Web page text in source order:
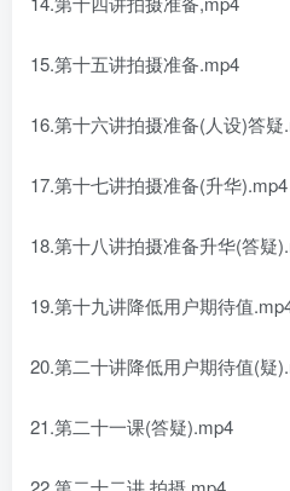
15.第十五讲拍摄准备.mp4
16.第十六讲拍摄准备(人设)答疑
17.第十七讲拍摄准备(升华).mp4
18.第十八讲拍摄准备升华(答疑
19.第十九讲降低用户期待值
20.第二十讲降低用户期待值(疑
21.第二十一课(答疑).mp4